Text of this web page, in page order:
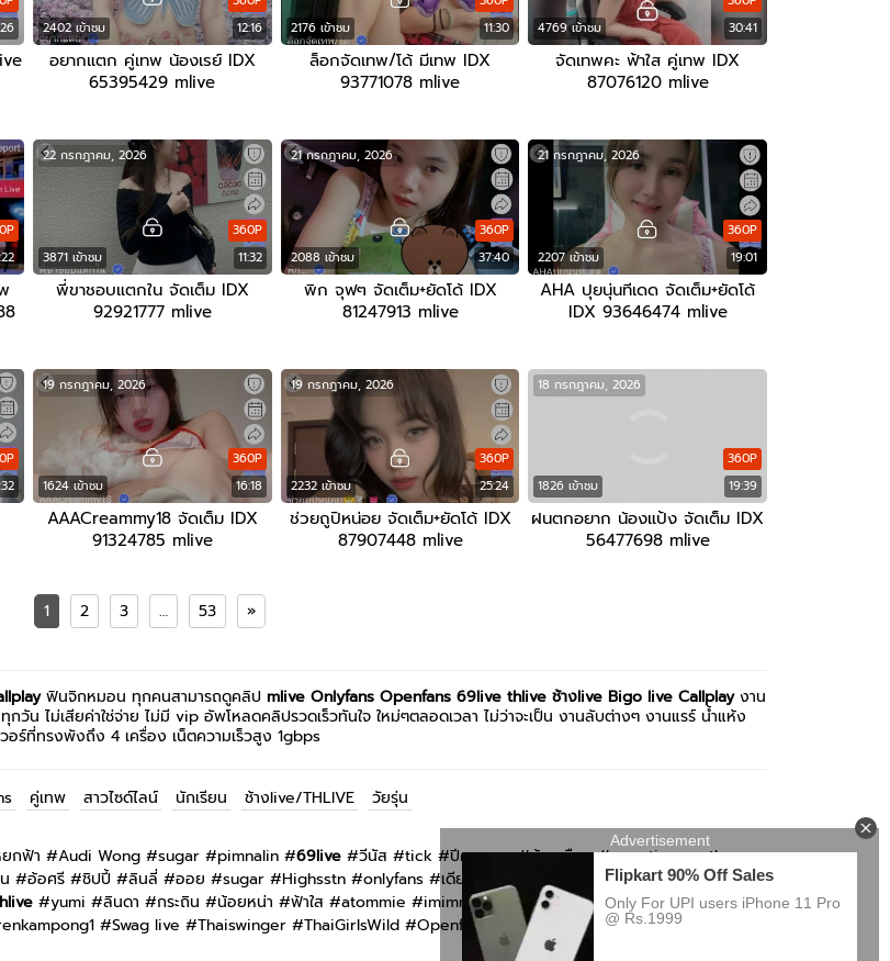
2402 เข้าชม 12:16
อยากแตก คู่เทพ น้องเรย์ IDX
65395429 mlive
2176 เข้าชม 11:30
ล็อกจัดเทพ/โด้ มีเทพ IDX
93771078 mlive
4769 เข้าชม 30:41
จัดเทพคะ ฟ้าใส คู่เทพ IDX
87076120 mlive
3871 เข้าชม 11:32
360P
22 กรกฎาคม, 2026
พี่ขาชอบแตกใน จัดเต็ม IDX
92921777 mlive
2088 เข้าชม 37:40
360P
21 กรกฎาคม, 2026
พิก จุฟๆ จัดเต็ม+ยัดโด้ IDX
81247913 mlive
2207 เข้าชม 19:01
360P
21 กรกฎาคม, 2026
AHA ปุยนุ่นทีเดด จัดเต็ม+ยัดโด้
IDX 93646474 mlive
1624 เข้าชม 16:18
360P
19 กรกฎาคม, 2026
AAACreammy18 จัดเต็ม IDX
91324785 mlive
2232 เข้าชม 25:24
360P
19 กรกฎาคม, 2026
ช่วยถูปิหน่อย จัดเต็ม+ยัดโด้ IDX
87907448 mlive
1826 เข้าชม 19:39
360P
18 กรกฎาคม, 2026
ฝนตกอยาก น้องแป้ง จัดเต็ม IDX
56477698 mlive
1 2 3 … 53 »
ฟินจิกหมอน ทุกคนสามารถดูคลิป mlive Onlyfans Openfans 69live thlive ช้างlive Bigo live Callplayงาน
ไม่เสียค่าใช่จ่าย ไม่มี vip อัพโหลดคลิปรวดเร็วทันใจ ใหม่ๆตลอดเวลา ไม่ว่าจะเป็น งานลับต่างๆ งานแรร์ น้ำแห้ง
ร์ที่ทรงพังถึง 4 เครื่อง เน็ตความเร็วสูง 1gbps
คู่เทพ สาวไซด์ไลน์ นักเรียน ช้างlive/THLIVE
วัยรุ่น
กฟ้า #Audi Wong #sugar #pimnalin #69live #วีนัส #tick #ปีศาจแมว#ห้องเชือด#sweetiesmooth
#อ้อศรี #ชิปปี้ #ลินลี่ #ออย #sugar #Highsstn #onlyfans #เดียร์ลอง # Bestzabzeed#AsianSexDiary
#yumi #ลินดา #กระถิน #น้อยหน่า #ฟ้าใส #atommie #imimmaim imimmaim#yutnoey #แอม
#Swag live #Thaiswinger #ThaiGirlsWild #Openfans# Callplay imimmaim#ซ้อลี่